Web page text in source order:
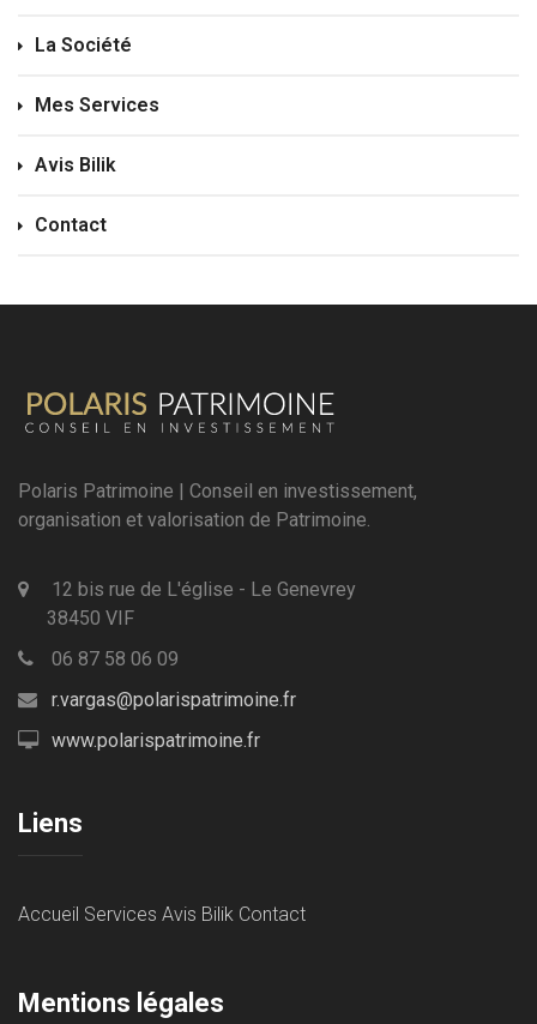
La Société
Mes Services
Avis Bilik
Contact
Polaris Patrimoine | Conseil en investissement,
organisation et valorisation de Patrimoine.
12 bis rue de L'église - Le Genevrey
38450 VIF
06 87 58 06 09
r.vargas@polarispatrimoine.fr
www.polarispatrimoine.fr
Liens
Accueil Services Avis Bilik Contact
Mentions légales